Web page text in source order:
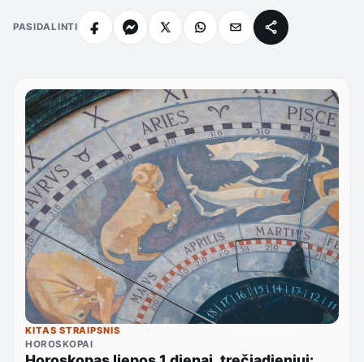
PASIDALINTI
KITAS STRAIPSNIS
HOROSKOPAI